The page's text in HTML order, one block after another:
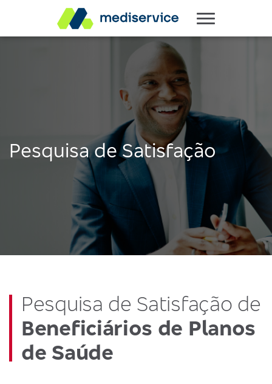
Pesquisa de Satisfação
Pesquisa de Satisfação de
Beneficiários de Planos
de Saúde